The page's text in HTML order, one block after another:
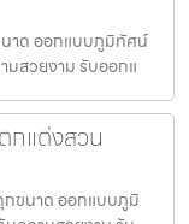
าด ออกแบบภูมิทัศน์
มสวยงาม รับออกแ
กแต่งสวน
ขนาด ออกแบบภูมิ